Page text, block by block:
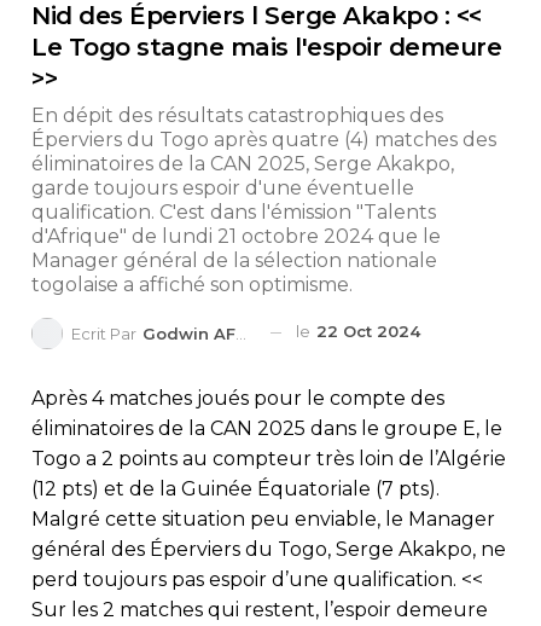
Nid des Éperviers l Serge Akakpo : <<
Le Togo stagne mais l'espoir demeure
>>
En dépit des résultats catastrophiques des
Éperviers du Togo après quatre (4) matches des
éliminatoires de la CAN 2025, Serge Akakpo,
garde toujours espoir d'une éventuelle
qualification. C'est dans l'émission "Talents
d'Afrique" de lundi 21 octobre 2024 que le
Manager général de la sélection nationale
togolaise a affiché son optimisme.
Ecrit Par Godwin AFEDO le 22 Oct 2024
Après 4 matches joués pour le compte des
éliminatoires de la CAN 2025 dans le groupe E, le
Togo a 2 points au compteur très loin de l’Algérie
(12 pts) et de la Guinée Équatoriale (7 pts).
Malgré cette situation peu enviable, le Manager
général des Éperviers du Togo, Serge Akakpo, ne
perd toujours pas espoir d’une qualification. <<
Sur les 2 matches qui restent, l’espoir demeure